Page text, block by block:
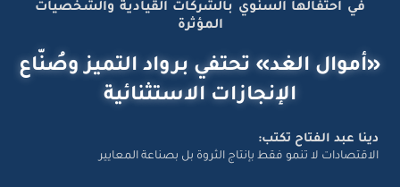
في احتفالها السنوي بالشركات القيادية والشخصيات
المؤثرة
«أموال الغد» تحتفي برواد التميز وصُنّاع
الإنجازات الاستثنائية
دينا عبد الفتاح تكتب:
الاقتصادات لا تنمو فقط بإنتاج الثروة بل بصناعة المعايير